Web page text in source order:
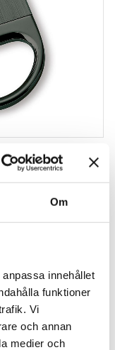
Om
innehållet
funktioner
Vi
och annan
medier och
Lägg till